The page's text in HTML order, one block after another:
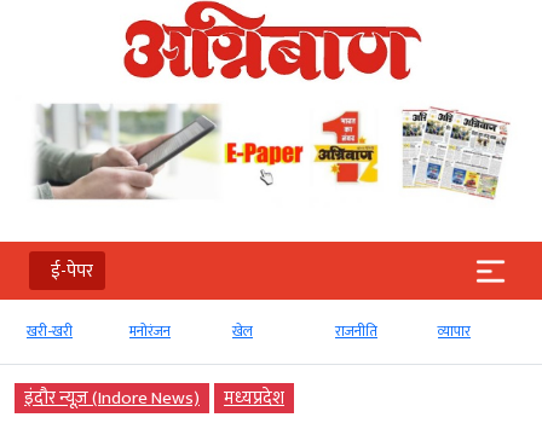
ई-पेपर
खरी-खरी मनोरंजन खेल राजनीति व्‍यापार
इंदौर न्यूज़ (Indore News) मध्‍यप्रदेश